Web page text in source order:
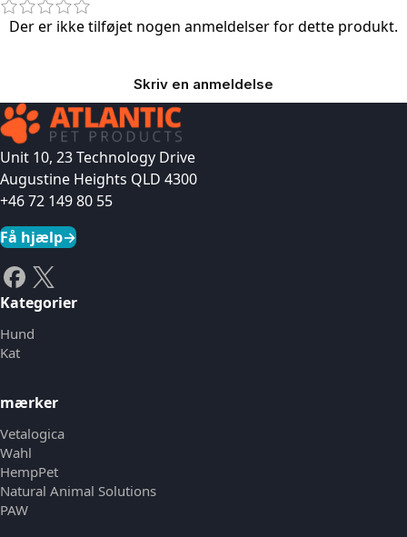
Der er ikke tilføjet nogen anmeldelser for dette produkt.
Skriv en anmeldelse
Unit 10, 23 Technology Drive
Augustine Heights QLD 4300
+46 72 149 80 55
Få hjælp→
Kategorier
Hund
Kat
mærker
Vetalogica
Wahl
HempPet
Natural Animal Solutions
PAW